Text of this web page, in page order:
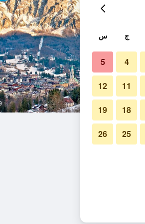
ج س
4
5
11
12
18
19
25
26